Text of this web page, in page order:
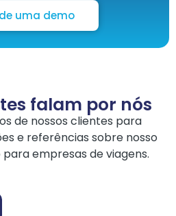
uma demo
falam por nós
de nossos clientes para
e referências sobre nosso
empresas de viagens.